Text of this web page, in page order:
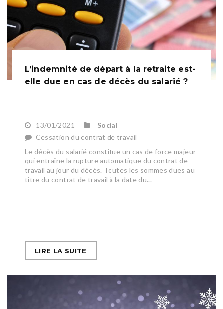
L’indemnité de départ à la retraite est-
elle due en cas de décès du salarié ?
13/01/2021
Social
Cessation du contrat de travail
Le décès du salarié constitue un cas de force majeur
qui entraîne la rupture automatique du contrat de
travail au jour du décès. Toutes les sommes dues au
titre du contrat de travail à la date du...
LIRE LA SUITE